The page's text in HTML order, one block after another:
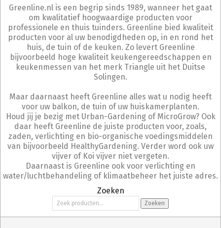
Menu
Greenline.nl is een begrip sinds 1989, wanneer het gaat
om kwalitatief hoogwaardige producten voor
professionele en thuis tuinders. Greenline bied kwaliteit
producten voor al uw benodigdheden op, in en rond het
huis, de tuin of de keuken. Zo levert Greenline
bijvoorbeeld hoge kwaliteit keukengereedschappen en
keukenmessen van het merk Triangle uit het Duitse
Solingen.
Maar daarnaast heeft Greenline alles wat u nodig heeft
voor uw balkon, de tuin of uw huiskamerplanten.
Houd jij je bezig met Urban-Gardening of MicroGrow? Ook
daar heeft Greenline de juiste producten voor, zoals,
zaden, verlichting en bio-organische voedingsmiddelen
van bijvoorbeeld HealthyGardening. Verder word ook uw
vijver of Koi vijver niet vergeten.
Daarnaast is Greenline ook voor verlichting en
water/luchtbehandeling of klimaatbeheer het juiste adres.
Zoeken
Zoeken
naar:
Zoeken